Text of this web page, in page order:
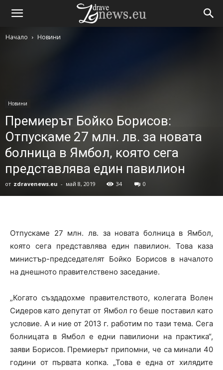
Начало Новини
Новини
Премиерът Бойко Борисов:
Отпускаме 27 млн. лв. за новата
болница в Ямбол, която сега
представлява един павилион
от zdravenews.eu - май 8, 2019 34 0
Отпускаме 27 млн. лв. за новата болница в Ямбол,
която сега представлява един павилион. Това каза
министър-председателят Бойко Борисов в началото
на днешното правителствено заседание.
„Когато създадохме правителството, колегата Волен
Сидеров като депутат от Ямбол го беше поставил като
условие. А и ние от 2013 г. работим по тази тема. Сега
болницата в Ямбол е едни павилиони на практика“,
заяви Борисов. Премиерът припомни, че са минали 40
години от първата копка. „Това е една от хилядите